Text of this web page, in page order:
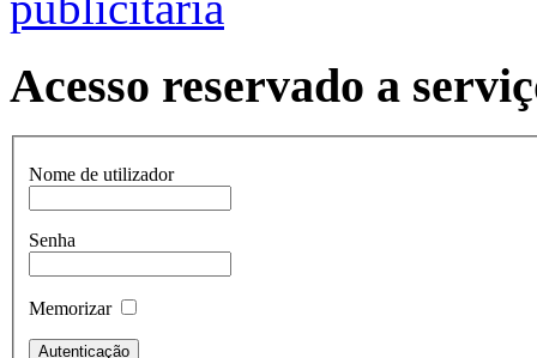
Acesso reservado a
Nome de utilizador
Senha
Memorizar